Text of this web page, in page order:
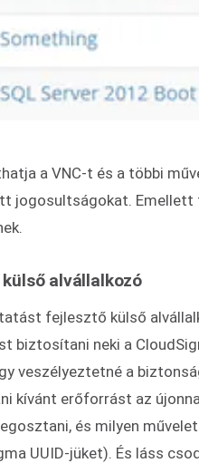
a VNC-t és a többi
jogosultságokat. Emellett
alvállalkozó
fejlesztő külső
biztosítani neki a
veszélyeztetné a
kívánt erőforrást az
és milyen
UUID-jüket). És láss